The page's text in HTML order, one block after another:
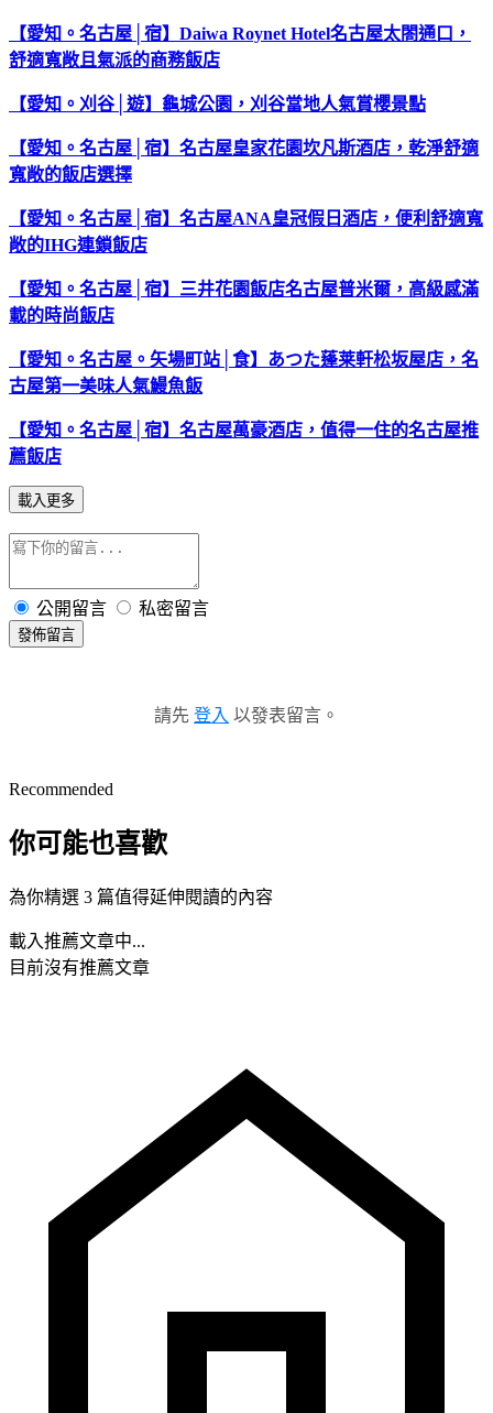
【愛知。名古屋│宿】Daiwa Roynet Hotel名古屋太閤通口，
舒適寬敞且氣派的商務飯店
【愛知。刈谷│遊】龜城公園，刈谷當地人氣賞櫻景點
【愛知。名古屋│宿】名古屋皇家花園坎凡斯酒店，乾淨舒適
寬敞的飯店選擇
【愛知。名古屋│宿】名古屋ANA皇冠假日酒店，便利舒適寬
敞的IHG連鎖飯店
【愛知。名古屋│宿】三井花園飯店名古屋普米爾，高級感滿
載的時尚飯店
【愛知。名古屋。矢場町站│食】あつた蓬莱軒松坂屋店，名
古屋第一美味人氣鰻魚飯
【愛知。名古屋│宿】名古屋萬豪酒店，值得一住的名古屋推
薦飯店
載入更多
公開留言 私密留言
發佈留言
請先 登入 以發表留言。
Recommended
你可能也喜歡
為你精選 3 篇值得延伸閱讀的內容
載入推薦文章中...
目前沒有推薦文章